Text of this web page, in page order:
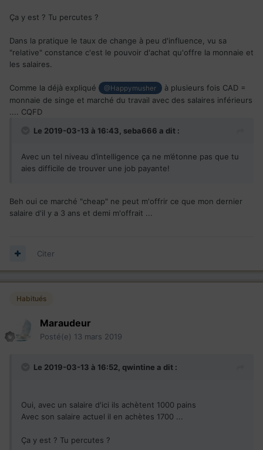
Ça y est ? Tu percutes ?
Dans la pratique le taux de change à peu d'influence, vu sa
"relative" constance c'est le pouvoir d'achat qu'offre la monnaie et
les salaires.
Comme la déjà expliqué @Happymusher
à plusieurs fois CAD =
monnaie de singe et marché du travail avec des salaires inférieurs
.... CQFD
Le 2019-03-13 à 16:43, seba666 a dit :
Avec un tel niveau d’intelligence ça ne m’étonne pas que tu
aies difficile de trouver une job payante!
Beh oui ce marché "cheap" ne peut m'offrir ce que mon dernier
salaire d'il y a 3 ans et demi m'offrait ...
Citer
Habitués
Maraudeur
Posté(e) 13 mars 2019
Le 2019-03-13 à 16:52, qwintine a dit :
Oui, avec un salaire d'ici ils achètent 1000 pains
Avec son salaire actuel il en achètes 1700 ...
Ça y est ? Tu percutes ?